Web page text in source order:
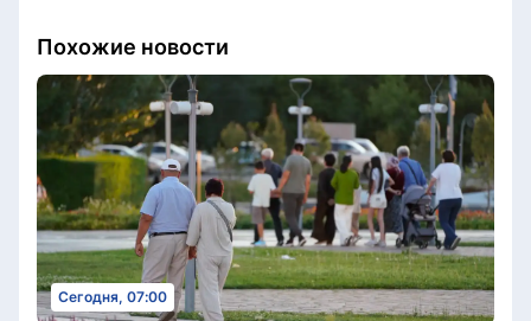
Похожие новости
Сегодня, 07:00